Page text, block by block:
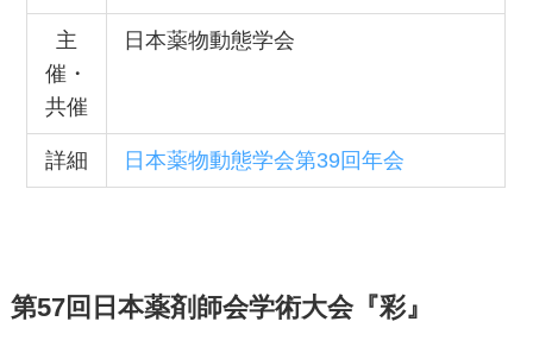
主
催・
共催
日本薬物動態学会
詳細 日本薬物動態学会第39回年会
第57回日本薬剤師会学術大会『彩』